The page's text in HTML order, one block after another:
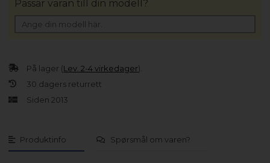
Produktinfo Spørsmål om varen?
På lager (Lev. 2-4 virkedager).
30 dagers returrett
Siden 2013
Passar varan till din modell?